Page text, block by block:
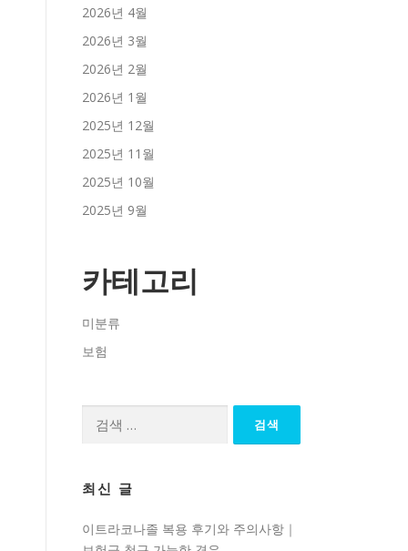
2026년 4월
2026년 3월
2026년 2월
2026년 1월
2025년 12월
2025년 11월
2025년 10월
2025년 9월
카테고리
미분류
보험
최신 글
이트라코나졸 복용 후기와 주의사항｜